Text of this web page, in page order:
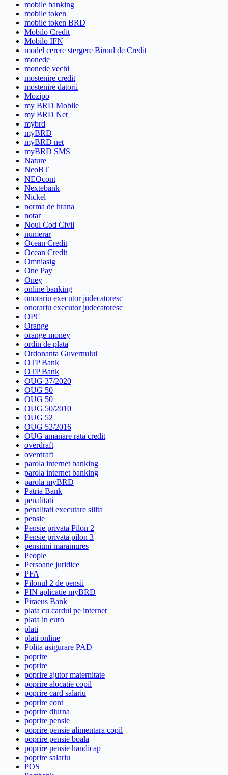
mobile banking
mobile token
mobile token BRD
Mobilo Credit
Mobilo IFN
model cerere stergere Biroul de Credit
monede
monede vechi
mostenire credit
mostenire datorii
Mozipo
my BRD Mobile
my BRD Net
mybrd
myBRD
myBRD net
myBRD SMS
Nature
NeoBT
NEOcont
Nextebank
Nickel
norma de hrana
notar
Noul Cod Civil
numerar
Ocean Credit
Ocean Credit
Omniasig
One Pay
Oney
online banking
onorariu executor judecatoresc
onorariu executor judecatoresc
OPC
Orange
orange money
ordin de plata
Ordonanta Guvernului
OTP Bank
OTP Bank
OUG 37/2020
OUG 50
OUG 50
OUG 50/2010
OUG 52
OUG 52/2016
OUG amanare rata credit
overdraft
overdraft
parola internet banking
parola internet banking
parola myBRD
Patria Bank
penalitati
penalitati executare silita
pensie
Pensie privata Pilon 2
Pensie privata pilon 3
pensiuni maramures
People
Persoane juridice
PFA
Pilonul 2 de pensii
PIN aplicatie myBRD
Piraeus Bank
plata cu cardul pe internet
plata in euro
plati
plati online
Polita asigurare PAD
poprire
poprire
poprire ajutor maternitate
poprire alocatie copil
poprire card salariu
poprire cont
poprire diurna
poprire pensie
poprire pensie alimentara copil
poprire pensie boala
poprire pensie handicap
poprire salariu
POS